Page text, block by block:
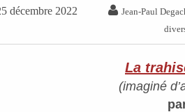
décembre 2022  Jean-Paul
La
(imaginé